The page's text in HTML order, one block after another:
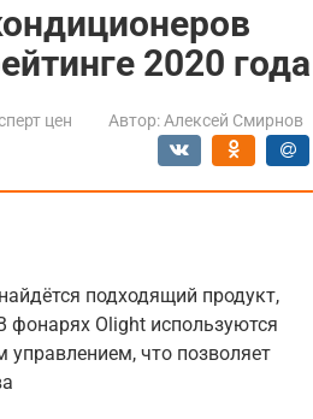
2020 года
цен Автор: Алексей Смирнов
подходящий продукт,
Olight используются
управлением, что позволяет